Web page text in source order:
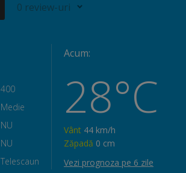
0 review-uri
400
Medie
NU
NU
Telescaun
Acum:
28°C
Vânt 44 km/h
Zăpadă 0 cm
Vezi prognoza pe 6 zile